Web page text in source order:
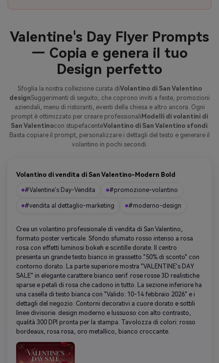
Valentine's Day Flyer Prompts
— Copia e genera il tuo
Design perfetto
Sfoglia la nostra collezione curata diVolantino di San Valentino
designSuggerimenti di seguito, che coprono inviti a feste, promozioni
aziendali, menu di ristoranti, eventi della chiesa e altro ancora. Ogni
prompt è ottimizzato per creare professionaliModelli di volantini di
San Valentinocon stupefacenteVolantino di San Valentino sfondi.
Basta copiare il prompt, personalizzare i dettagli del testo e generare il
volantino in pochi secondi.
Volantino di vendita di San Valentino-Modern Bold
#Valentine's Day-Vendita #promozione-volantino
#vendita al dettaglio-marketing #moderno-design
Crea un volantino professionale di vendita di San Valentino,
formato poster verticale. Sfondo sfumato rosso intenso a rosa
rosa con effetti luminosi bokeh e scintille dorate. Il centro
presenta un grande testo bianco in grassetto "50% di sconto" con
contorno dorato. La parte superiore mostra "VALENTINE's DAY
SALE" in elegante carattere bianco serif. rose rosse 3D realistiche
sparse e petali di rosa che cadono in tutto. La sezione inferiore ha
una casella di testo bianca con "Valido: 10-14 febbraio 2026" e i
dettagli del negozio. Contorni decorativi a cuore dorato e sottili
linee divisorie. design moderno e lussuoso con alto contrasto,
qualità 300 DPI pronta per la stampa. Tavolozza di colori: rosso
bordeaux, rosa rosa, oro metallico, bianco croccante.